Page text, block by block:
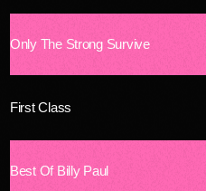
Only The Strong Survive
First Class
Best Of Billy Paul